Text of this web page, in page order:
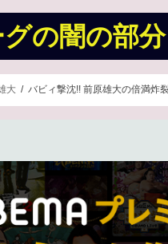
の闇の部分
大 バビィ撃沈!! 前原雄大の倍満炸